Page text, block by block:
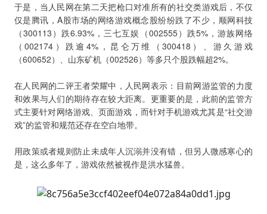
于是，当人民网在第二天把枪口对准所有的社交类游戏后，不仅
仅是腾讯，A股市场的网络游戏概念股纷纷跌了不少，顺网科技
（300113）跌6.93%，三七互娱（002555）跌5%，游族网络
（002174）跌逾4%，昆仑万维（300418）、游久游戏
（600652）、山东矿机（002526）等多只个股跌幅超2%。
在人民网的二评王者荣耀中，人民网表示：目前网游监管的力度
和效果与人们的期待存在较大距离。更重要的是，此前的监管方
式主要针对网络游戏、页面游戏，而针对手机游戏尤其是“社交游
戏”的监管和规范还存在空白地带。
用政策或者规则防止未成年人沉溺并没有错，但另人微感寒心的
是，这么多年了，游戏依然被视作是洪水猛兽。